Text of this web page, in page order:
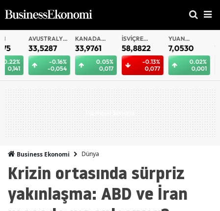
AVUSTRALYA
DOLARI
33,5287
-0.16%
-0,054
KANADA
DOLARI
33,9761
0.05%
0,017
İSVIÇRE
FRANKI
58,8822
-0.13%
0,077
YUAN
OFFSHORE
7,0530
0.02%
0,001
7,0523
Business Ekonomi Dünya
Krizin ortasında sürpriz
yakınlaşma: ABD ve İran